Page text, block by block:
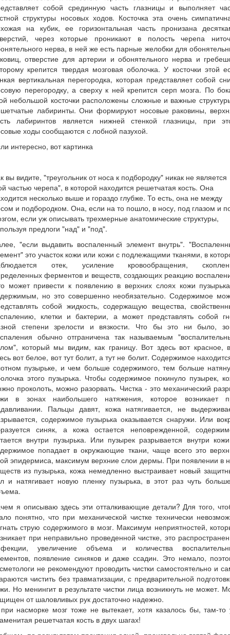
собой срединную часть глазницы и выполняет
структуры носовых ходов. Косточка эта очень
на кубик, ее горизонтальная часть пронизана
через которые проникают в полость черепа
нерва, в ней же есть парные желобки для
отверстие для артерии и обонятельного нерва и
крепится твердая мозговая оболочка. У косточки этой
вертикальная перегородка, которая представляет собой
перегородку, а сверху к ней крепится серп мозга. По
небольшой косточки расположены сложные и важные
лабиринты. Они формируют носовые раковины,
лабиринтов является нижней стенкой глазницы, при
ходы сообщаются с лобной пазухой.
интересно, вот картинка
вы видите, "треугольник от носа к подбородку" никак не является
частью черепа", в которой находится решетчатая кость. Она
несколько выше и гораздо глубже. То есть, она не между
и подбородком. Она, если на то пошло, в носу, под глазом и
если уж описывать трехмерные анатомические структуры,
предлоги "над" и "под".
"если выдавить воспаленный элемент внутрь".
это участок кожи или кожи с подлежащими тканями, в
отек, усиление кровообращения,
ферментов и веществ, создающих реакцию
может привести к появлению в верхних слоях кожи
но это совершенно необязательно. Содержимое
собой жидкость, содержащую вещества,
клетки и бактерии, а может представлять собой
степени зрелости и вязкости. Что бы это ни было,
обычно отграничена так называемым
который мы видим, как границу. Вот здесь вот красное,
вот белое, вот тут болит, а тут не болит. Содержимое
пузырьке, и чем больше содержимого, тем больше
этого пузырька. Чтобы содержимое покинуло пузырек,
проколоть, можно разорвать. Чистка - это механический
в зонах наибольшего натяжения, которое возникает
Пальцы давят, кожа натягивается, не
содержимое пузырька оказывается снаружи. Или
синяк, а кожа остается неповрежденной,
внутри пузырька. Или пузырек разрывается внутри
попадает в окружающие ткани, чаще всего это
эпидермиса, максимум верхние слои дермы. При появлении в
из пузырька, кожа немедленно выстраивает новый
и натягивает новую пленку пузырька, в этот раз чуть
я описываю здесь эти отталкивающие детали? Для того,
понятно, что при механической чистке технически
струю содержимого в мозг. Максимум неприятностей,
при неправильно проведенной чистке, это
увеличение объема и количества
появление синяков и даже ссадин. Это немало,
не рекомендуют проводить чистки самостоятельно и
чистить без травматизации, с предварительной
Но менингит в результате чистки лица возникнуть не может.
от шаловливых рук достаточно надежно.
насморке мозг тоже не вытекает, хотя казалось бы, там-то
решетчатая кость в двух шагах!